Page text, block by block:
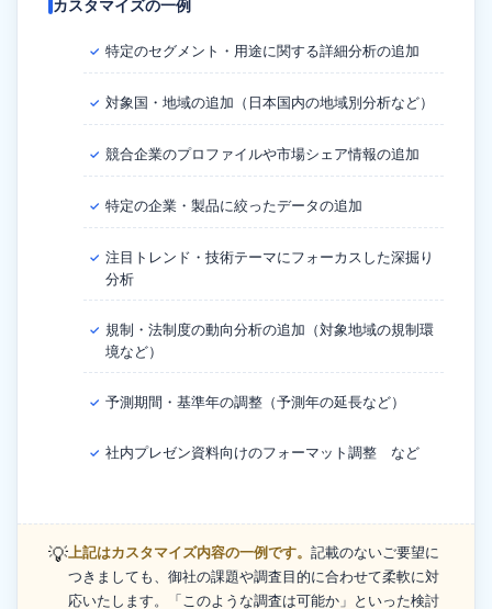
カスタマイズの一例
✓ 特定のセグメント・用途に関する詳細分析の追加
✓ 対象国・地域の追加（日本国内の地域別分析など）
✓ 競合企業のプロファイルや市場シェア情報の追加
✓ 特定の企業・製品に絞ったデータの追加
✓ 注目トレンド・技術テーマにフォーカスした深掘り
分析
✓ 規制・法制度の動向分析の追加（対象地域の規制環
境など）
✓ 予測期間・基準年の調整（予測年の延長など）
✓ 社内プレゼン資料向けのフォーマット調整 など
💡上記はカスタマイズ内容の一例です。 記載のないご要望に
つきましても、御社の課題や調査目的に合わせて柔軟に対
応いたします。「このような調査は可能か」といった検討